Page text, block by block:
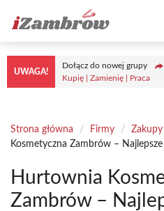
treści
UWAGA!
Dołącz do nowej grupy
Kupię | Zamienię | Praca
Strona główna / Firmy / Zakupy
Kosmetyczna Zambrów –
Hurtownia
Zambrów –